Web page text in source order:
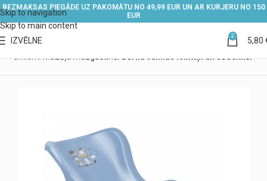
Skip to navigation
Skip to main content
BEZMAKSAS PIEGĀDE UZ PAKOMĀTU NO 49,99 EUR UN AR KURJERU NO 150
EUR
IZVĒLNE 2 5,80